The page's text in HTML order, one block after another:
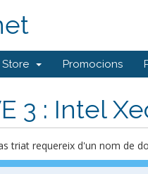
Store Promocions
3 : Intel
triat requereix d'un nom de